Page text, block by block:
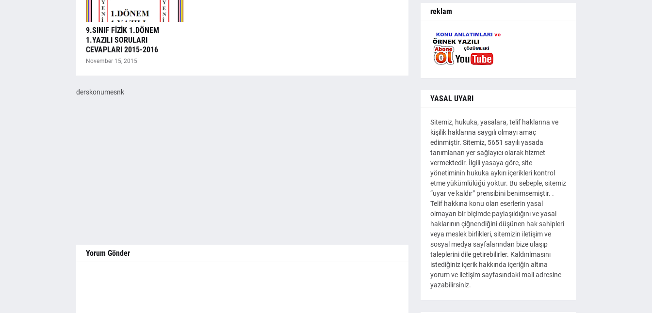
9.SINIF FİZİK 1.DÖNEM
1.YAZILI SORULARI
CEVAPLARI 2015-2016
November 15, 2015
derskonumesnk
Yorum Gönder
reklam
YASAL UYARI
Sitemiz, hukuka, yasalara, telif haklarına ve
kişilik haklarına saygılı olmayı amaç
edinmiştir. Sitemiz, 5651 sayılı yasada
tanımlanan yer sağlayıcı olarak hizmet
vermektedir. İlgili yasaya göre, site
yönetiminin hukuka aykırı içerikleri kontrol
etme yükümlülüğü yoktur. Bu sebeple, sitemiz
“uyar ve kaldır” prensibini benimsemiştir. .
Telif hakkına konu olan eserlerin yasal
olmayan bir biçimde paylaşıldığını ve yasal
haklarının çiğnendiğini düşünen hak sahipleri
veya meslek birlikleri, sitemizin iletişim ve
sosyal medya sayfalarından bize ulaşıp
taleplerini dile getirebilirler. Kaldırılmasını
istediğiniz içerik hakkında içeriğin altına
yorum ve iletişim sayfasındaki mail adresine
yazabilirsiniz.